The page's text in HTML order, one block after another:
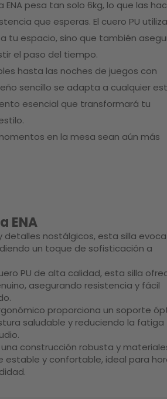
pesa tan solo 6kg, lo que las
que esperas. El cuero PU
tu espacio, sino que también
el paso del tiempo.
hasta las noches de juegos con
sencillo se adapta a cualquier
esencial que transformará tu
en la mesa sean aún más
ENA
detalles nostálgicos, esta silla
un toque de sofisticación a
PU de alta calidad, esta silla
asegurando resistencia y fácil
proporciona un soporte
saludable y reduciendo la fatiga
construcción robusta y
estable y confortable, ideal para